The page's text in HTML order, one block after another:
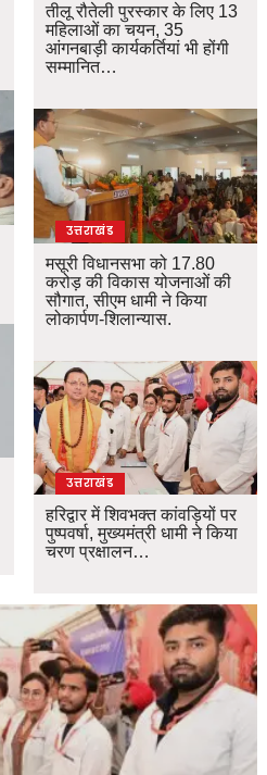
तीलू रौतेली पुरस्कार के लिए 13
महिलाओं का चयन, 35
आंगनबाड़ी कार्यकर्तियां भी होंगी
सम्मानित…
उत्तराखंड
मसूरी विधानसभा को 17.80
करोड़ की विकास योजनाओं की
सौगात, सीएम धामी ने किया
लोकार्पण-शिलान्यास.
उत्तराखंड
हरिद्वार में शिवभक्त कांवड़ियों पर
पुष्पवर्षा, मुख्यमंत्री धामी ने किया
चरण प्रक्षालन…